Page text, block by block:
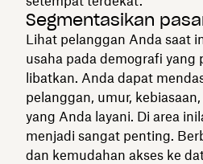
Segmentasikan
Lihat pelanggan Anda saat
usaha pada demografi yang
libatkan. Anda dapat
pelanggan, umur,
yang Anda layani. Di area
menjadi sangat penting.
dan kemudahan akses ke